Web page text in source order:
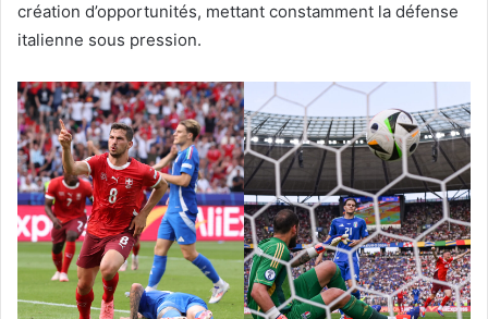
création d’opportunités, mettant constamment la défense
italienne sous pression.